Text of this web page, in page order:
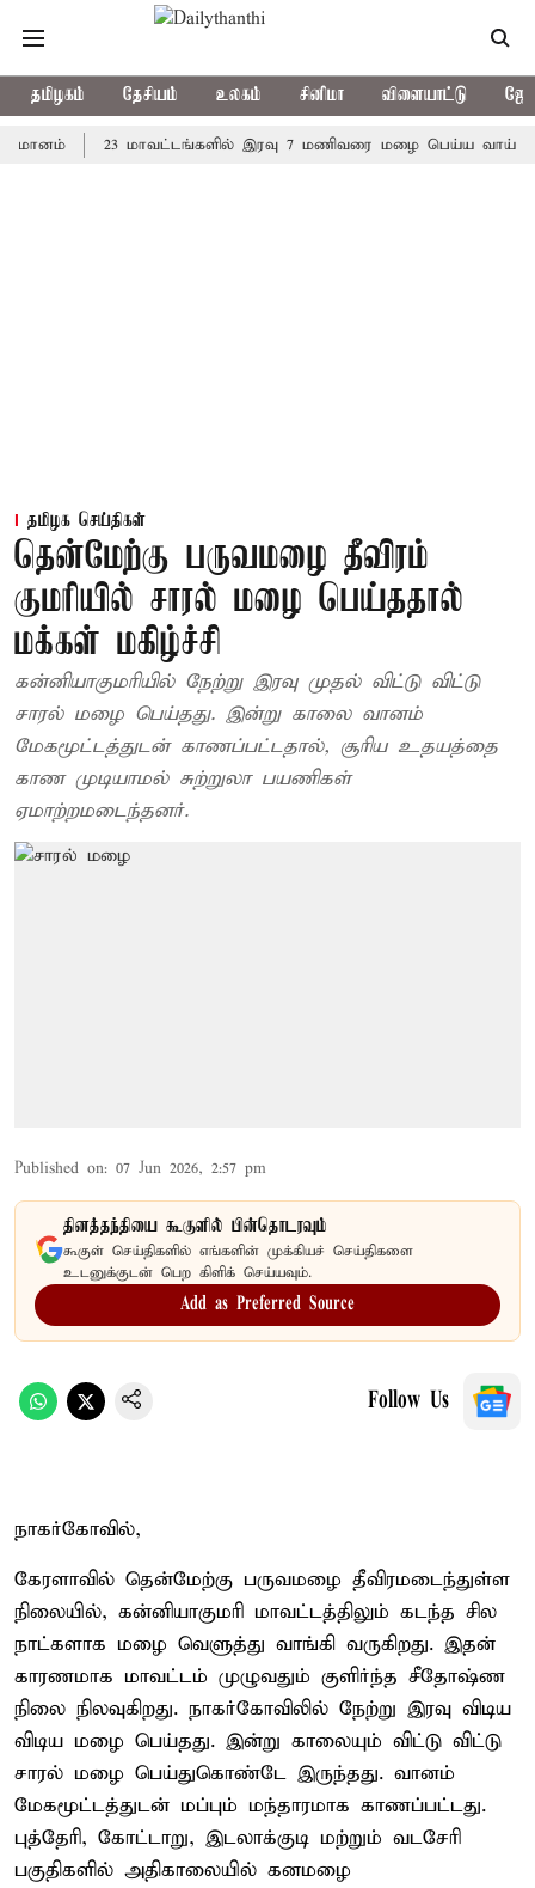
தமிழகம் தேசியம் உலகம் சினிமா விளையாட்டு
23 மாவட்டங்களில் இரவு 7 மணிவரை மழை பெய்ய வாய்ப்பு
தமிழக செய்திகள்
தென்மேற்கு பருவமழை தீவிரம்
குமரியில் சாரல் மழை பெய்ததால்
மக்கள் மகிழ்ச்சி
கன்னியாகுமரியில் நேற்று இரவு முதல் விட்டு விட்டு
சாரல் மழை பெய்தது. இன்று காலை வானம்
மேகமூட்டத்துடன் காணப்பட்டதால், சூரிய உதயத்தை
காண முடியாமல் சுற்றுலா பயணிகள்
ஏமாற்றமடைந்தனர்.
Published on: 07 Jun 2026, 2:57 pm
தினத்தந்தியை கூகுளில் பின்தொடரவும்
கூகுள் செய்திகளில் எங்களின் முக்கியச் செய்திகளை
உடனுக்குடன் பெற கிளிக் செய்யவும்.
Add as Preferred Source
Follow Us
நாகர்கோவில்,
கேரளாவில் தென்மேற்கு பருவமழை தீவிரமடைந்துள்ள
நிலையில், கன்னியாகுமரி மாவட்டத்திலும் கடந்த சில
நாட்களாக மழை வெளுத்து வாங்கி வருகிறது. இதன்
காரணமாக மாவட்டம் முழுவதும் குளிர்ந்த சீதோஷ்ண
நிலை நிலவுகிறது. நாகர்கோவிலில் நேற்று இரவு விடிய
விடிய மழை பெய்தது. இன்று காலையும் விட்டு விட்டு
சாரல் மழை பெய்துகொண்டே இருந்தது. வானம்
மேகமூட்டத்துடன் மப்பும் மந்தாரமாக காணப்பட்டது.
புத்தேரி, கோட்டாறு, இடலாக்குடி மற்றும் வடசேரி
பகுதிகளில் அதிகாலையில் கனமழை